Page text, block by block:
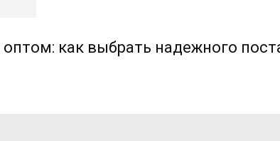
оптом: как выбрать надежного